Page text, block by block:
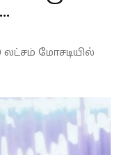
லட்சம் மோசடியில்